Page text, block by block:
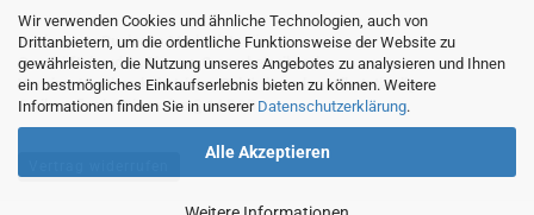
Wir verwenden Cookies und ähnliche Technologien, auch von
Drittanbietern, um die ordentliche Funktionsweise der Website zu
gewährleisten, die Nutzung unseres Angebotes zu analysieren und Ihnen
ein bestmögliches Einkaufserlebnis bieten zu können. Weitere
Informationen finden Sie in unserer Datenschutzerklärung.
Alle Akzeptieren
Business to Business Marktplatz für
Geschäftskunden, Firmen, Gewerbetreibende,
Vereine, Handwerksbetriebe, Behörden oder selbstständige
Freiberufler im Sinne des § 14 BGB